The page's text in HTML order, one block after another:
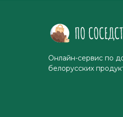
Онлайн-сервис по
белорусских